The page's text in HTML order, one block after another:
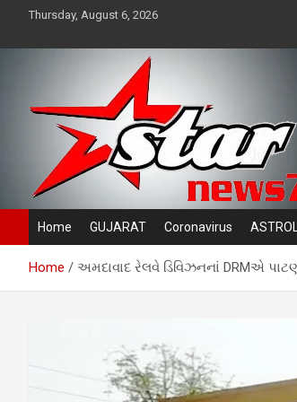
content
Thursday, August 6, 2026
Star News 7
News TV channel
Home GUJARAT Coronavirus
Home અમદાવાદ રેલવે ડિવિઝનનાં DRMએ